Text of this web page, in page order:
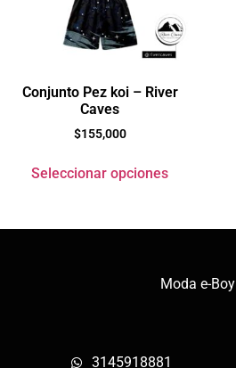
Conjunto Pez koi – River
Caves
$155,000
Seleccionar opciones
Moda e-Boy
3145918881